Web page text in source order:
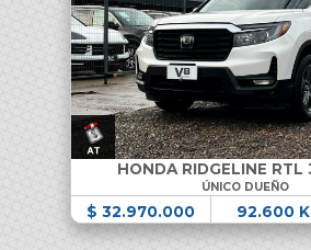
HONDA RIDGELINE RTL
ÚNICO DUEÑO
$ 32.970.000 92.600